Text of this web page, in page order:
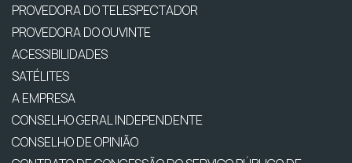
PROVEDORA DO TELESPECTADOR
PROVEDORA DO OUVINTE
ACESSIBILIDADES
SATÉLITES
A EMPRESA
CONSELHO GERAL INDEPENDENTE
CONSELHO DE OPINIÃO